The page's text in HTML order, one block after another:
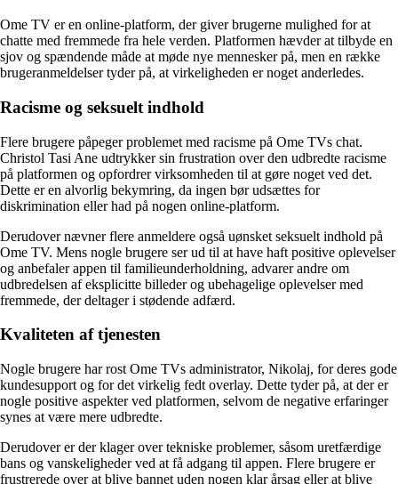
Ome TV er en online-platform, der giver brugerne mulighed for at
chatte med fremmede fra hele verden. Platformen hævder at tilbyde en
sjov og spændende måde at møde nye mennesker på, men en række
brugeranmeldelser tyder på, at virkeligheden er noget anderledes.
Racisme og seksuelt indhold
Flere brugere påpeger problemet med racisme på Ome TVs chat.
Christol Tasi Ane udtrykker sin frustration over den udbredte racisme
på platformen og opfordrer virksomheden til at gøre noget ved det.
Dette er en alvorlig bekymring, da ingen bør udsættes for
diskrimination eller had på nogen online-platform.
Derudover nævner flere anmeldere også uønsket seksuelt indhold på
Ome TV. Mens nogle brugere ser ud til at have haft positive oplevelser
og anbefaler appen til familieunderholdning, advarer andre om
udbredelsen af ​​eksplicitte billeder og ubehagelige oplevelser med
fremmede, der deltager i stødende adfærd.
Kvaliteten af tjenesten
Nogle brugere har rost Ome TVs administrator, Nikolaj, for deres gode
kundesupport og for det virkelig fedt overlay. Dette tyder på, at der er
nogle positive aspekter ved platformen, selvom de negative erfaringer
synes at være mere udbredte.
Derudover er der klager over tekniske problemer, såsom uretfærdige
bans og vanskeligheder ved at få adgang til appen. Flere brugere er
frustrerede over at blive bannet uden nogen klar årsag eller at blive